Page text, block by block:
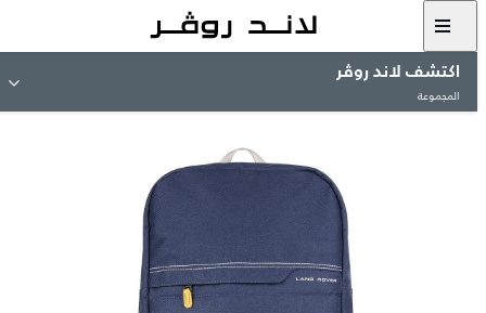
اكتشف لاند روڤر
المجموعة